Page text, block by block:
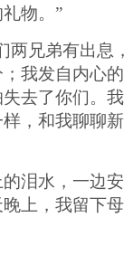
物。”
两兄弟有出息
我发自内心
去了你们。
，和我聊聊
泪水，一边
上，我留下